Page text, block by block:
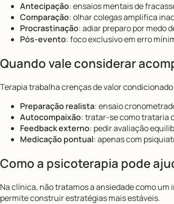
Antecipação: ensaios mentais de
Comparação: olhar colegas amplifica
Procrastinação: adiar preparo por medo
Pós-evento: foco exclusivo em erro
Quando vale considerar
Terapia trabalha crenças de valor
Preparação realista: ensaio
Autocompaixão: tratar-se como trataria
Feedback externo: pedir avaliação
Medicação pontual: apenas com
Como a psicoterapia pode
Na clínica, não tratamos a ansiedade como
permite construir estratégias mais estáveis.